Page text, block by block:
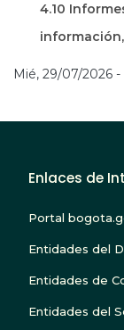
4.10
Mié, 29/07/2026
Enlaces de
Portal
Entidades del
Entidades de
Entidades del